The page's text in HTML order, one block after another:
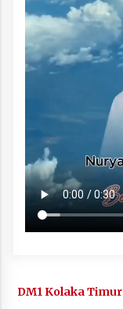
DM1 Kolaka Timur